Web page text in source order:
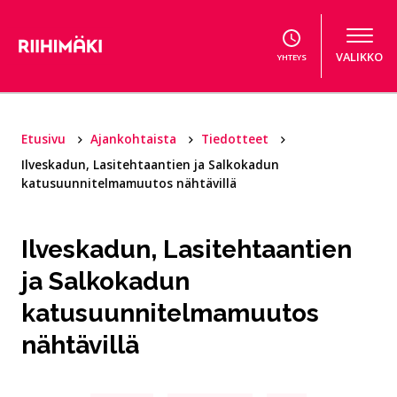
YHTEYS VALIKKO
Etusivu Ajankohtaista
Tiedotteet
Ilveskadun, Lasitehtaantien ja Salkokadun
katusuunnitelmamuutos nähtävillä
Ilveskadun, Lasitehtaantien
ja Salkokadun
katusuunnitelmamuutos
nähtävillä